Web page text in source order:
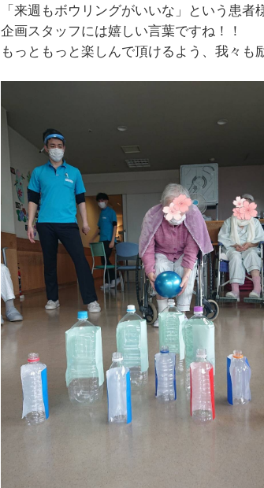
「来週もボウリングがいいな」という患者
企画スタッフには嬉しい言葉ですね！！
もっともっと楽しんで頂けるよう、我々も